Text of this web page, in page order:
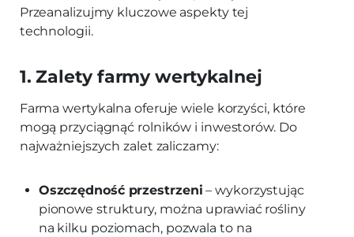
Przeanalizujmy kluczowe aspekty tej
technologii.
1. Zalety farmy wertykalnej
Farma wertykalna oferuje wiele korzyści, które
mogą przyciągnąć rolników i inwestorów. Do
najważniejszych zalet zaliczamy:
Oszczędność przestrzeni – wykorzystując
pionowe struktury, można uprawiać rośliny
na kilku poziomach, pozwala to na